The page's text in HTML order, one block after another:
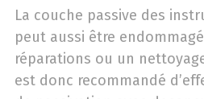
La couche passive des
peut aussi être
réparations ou un
est donc recommandé